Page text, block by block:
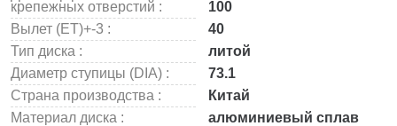
крепежных отверстий :
100
Вылет (ET)+-3 :
40
Тип диска :
литой
Диаметр ступицы (DIA) :
73.1
Страна производства :
Китай
Материал диска :
алюминиевый сплав